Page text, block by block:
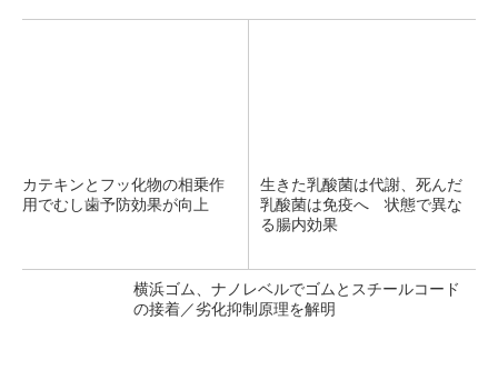
カテキンとフッ化物の相乗作
用でむし歯予防効果が向上
生きた乳酸菌は代謝、死んだ
乳酸菌は免疫へ 状態で異な
る腸内効果
横浜ゴム、ナノレベルでゴムとスチールコード
の接着／劣化抑制原理を解明